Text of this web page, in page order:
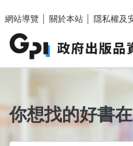
網站導覽
關於本站 隱私權及
你想找的好書在